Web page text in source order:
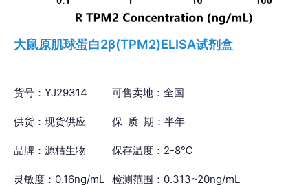
大鼠原肌球蛋白2β(TPM2)ELISA试剂盒
货号：YJ29314 可售卖地：全国
供货：现货供应 保 质 期：半年
品牌：源桔生物 保存温度：2-8℃
灵敏度：0.16ng/mL 检测范围：0.313~20ng/mL